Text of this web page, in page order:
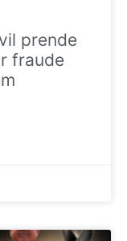
prende
fraude